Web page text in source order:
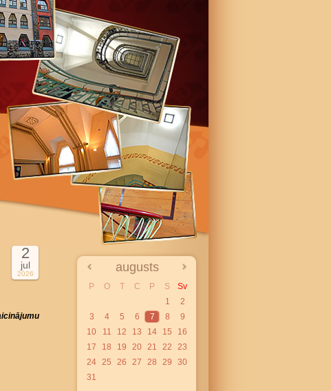
2
jul
2026 augusts
P O T C P S
Sv
1
2
3
4 5 6 7 8
9
10
11 12 13 14 15
16
17
18 19 20 21 22
23
24 25 26 27 28 29
30
31